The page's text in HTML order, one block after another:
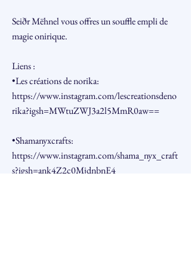
Seiðr Mëhnel vous offres un souffle empli de
magie onirique.
Liens :
•Les créations de norika:
https://www.instagram.com/lescreationsdeno
rika?igsh=MWtuZWJ3a2l5MmR0aw==
•Shamanyxcrafts:
https://www.instagram.com/shama_nyx_craft
s?igsh=ank4Z2c0MjdnbnE4